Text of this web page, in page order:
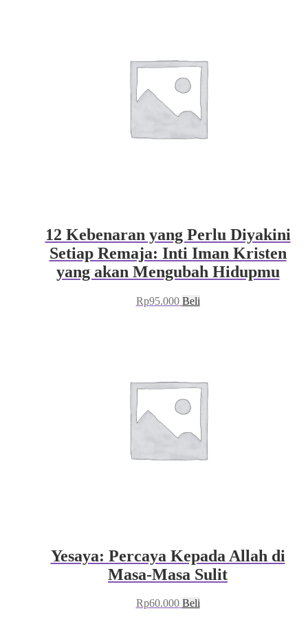
12 Kebenaran yang Perlu Diyakini
Setiap Remaja: Inti Iman Kristen
yang akan Mengubah Hidupmu
Rp95.000 Beli
Yesaya: Percaya Kepada Allah di
Masa-Masa Sulit
Rp60.000 Beli